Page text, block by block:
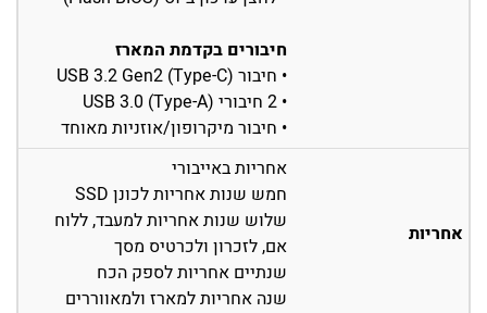
חיבורים בקדמת המארז
• חיבור USB 3.2 Gen2 (Type-C)
• 2 חיבורי USB 3.0 (Type-A)
• חיבור מיקרופון/אוזניות מאוחד
אחריות
אחריות באייבורי
חמש שנות אחריות לכונן SSD
שלוש שנות אחריות למעבד, ללוח
אם, לזכרון ולכרטיס מסך
שנתיים אחריות לספק הכח
שנה אחריות למארז ולמאווררים